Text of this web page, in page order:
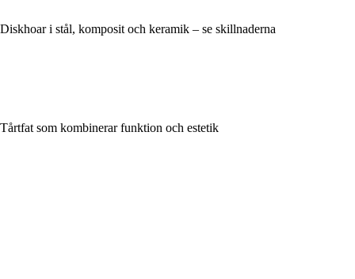
Diskhoar i stål, komposit och keramik – se skillnaderna
Tårtfat som kombinerar funktion och estetik